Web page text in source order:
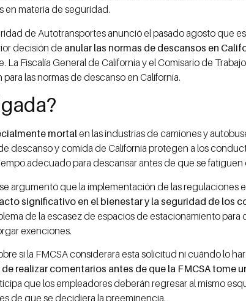
en materia de seguridad.
de Autotransportes anunció el pasado agosto que
decisión de anular las normas de descansos en
Fiscalía General de California y el Comisario de
las normas de descanso en California.
mortalen las industrias de camiones y
descanso y comida de California protegen a los
adecuado para descansar antes de que se fatiguen
argumentó que la implementación de las regulaciones
significativo en el bienestar y la seguridad de los
de la escasez de espacios de estacionamiento para
exenciones.
si la FMCSA considerará esta solicitud ni cuándo lo
realizar comentarios antes de que la FMCSA tome
que los empleadores deberán regresar al mismo
de que se decidiera la preeminencia.